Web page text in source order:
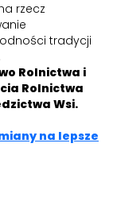
rzecz
tradycji
Rolnictwa i
Rolnictwa
Wsi.
na lepsze